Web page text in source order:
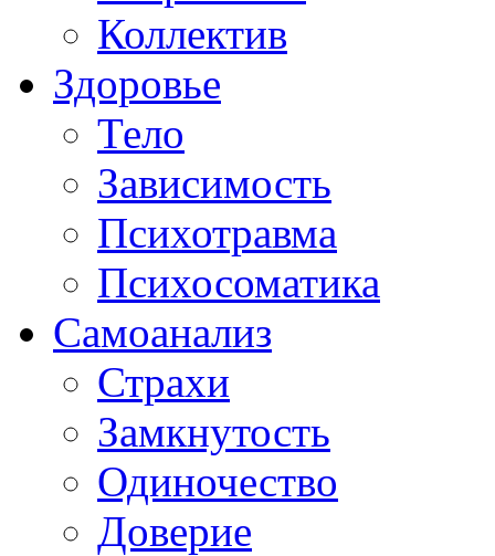
Коллектив
Здоровье
Тело
Зависимость
Психотравма
Психосоматика
Самоанализ
Страхи
Замкнутость
Одиночество
Доверие